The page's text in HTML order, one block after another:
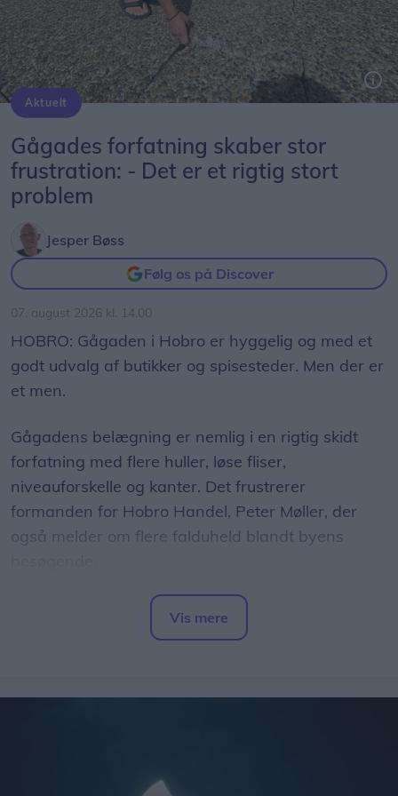
Aktuelt
Gågades forfatning skaber stor
frustration: - Det er et rigtig stort
problem
Jesper Bøss
Følg os på Discover
07. august 2026 kl. 14.00
HOBRO: Gågaden i Hobro er hyggelig og med et
godt udvalg af butikker og spisesteder. Men der er
et men.
Gågadens belægning er nemlig i en rigtig skidt
forfatning med flere huller, løse fliser,
niveauforskelle og kanter. Det frustrerer
formanden for Hobro Handel, Peter Møller, der
også melder om flere falduheld blandt byens
- Det er et rigtigt stort problem, hvor der i år har
været et par større uheld med kunder, der er
eller en niveauforskel. Det er på ingen måde
Vis mere